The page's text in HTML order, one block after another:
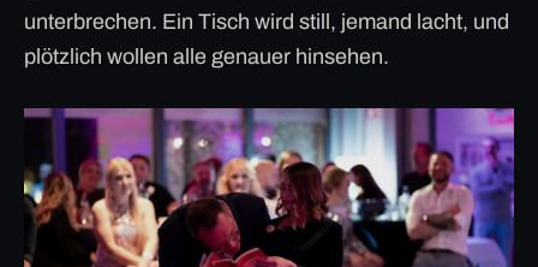
unterbrechen. Ein Tisch wird still, jemand lacht, und
plötzlich wollen alle genauer hinsehen.